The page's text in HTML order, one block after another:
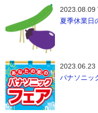
2023.08.09
夏季休業日
2023.06.23
パナソニッ